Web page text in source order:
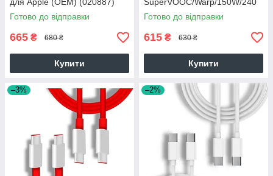
(white)
Готово до відправки
665 ₴ 680 ₴
Купити
W/10A 1m Type-C на Type-C
(OEM) (017260) (red)
Готово до відправки
615 ₴ 630 ₴
Купити
–3% –2%